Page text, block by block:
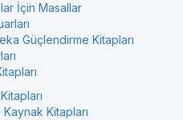
İçin Masallar
Güçlendirme Kitapları
Kaynak Kitapları